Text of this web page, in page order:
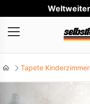
Tapete Kinderzimmer